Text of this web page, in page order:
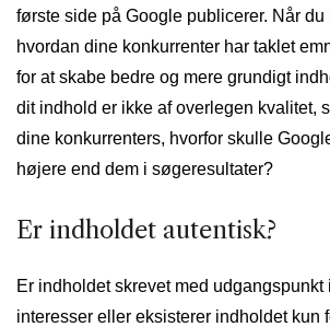
første side på Google publicerer. Når du
hvordan dine konkurrenter har taklet
for at skabe bedre og mere grundigt
dit indhold er ikke af overlegen kvalitet,
dine konkurrenters, hvorfor skulle
højere end dem i søgeresultater?
Er indholdet autentisk?
Er indholdet skrevet med udgangspunkt
interesser eller eksisterer indholdet kun